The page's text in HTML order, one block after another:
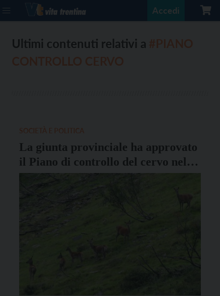
Accedi
Ultimi contenuti relativi a
La giunta provinciale ha approvato
il Piano di controllo del cervo nel
Parco dello Stelvio trentino